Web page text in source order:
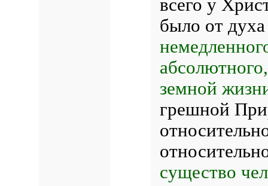
всего у
было от
земной
грешной
существо